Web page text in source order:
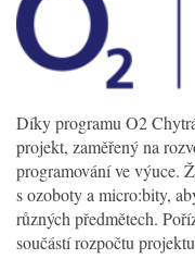
Díky programu O2
projekt, zaměřený na
programování ve výuce.
s ozoboty a micro:bity,
různých předmětech.
součástí rozpočtu